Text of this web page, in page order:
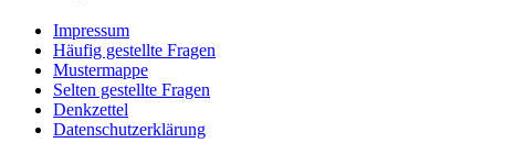
Im­pres­sum
Häu­fig ge­stell­te Fra­gen
Mu­ster­map­pe
Sel­ten ge­stell­te Fra­gen
Denk­zet­tel
Da­ten­schutz­er­klä­rung